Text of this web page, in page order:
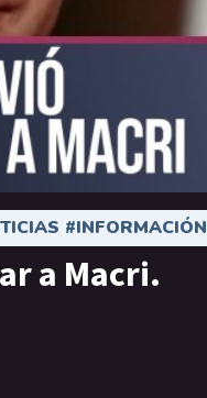
#INFORMACIÓN
a Macri.